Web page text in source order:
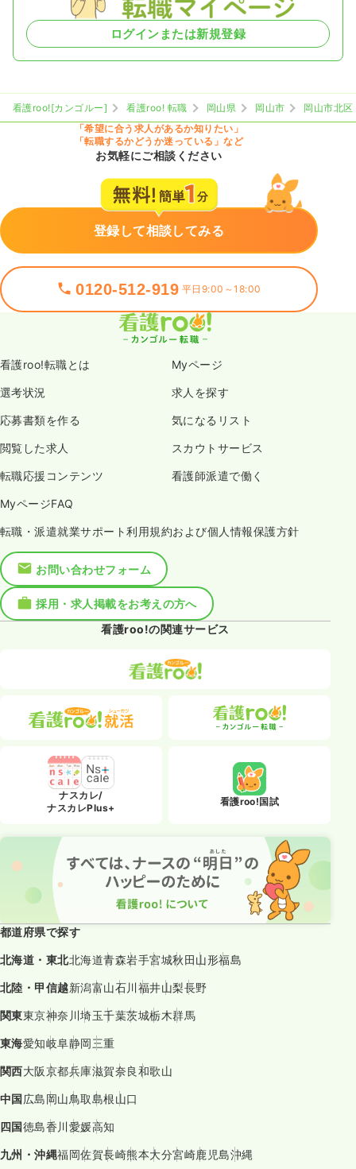
ログインまたは新規登録
看護roo![カンゴルー] 看護roo! 転職 岡山県 岡山市
岡山市北区
「希望に合う求人があるか知りたい」
「転職するかどうか迷っている」など
お気軽にご相談ください
登録して相談してみる
0120-512-919 平日9:00～18:00
看護roo!転職とは Myページ
選考状況 求人を探す
応募書類を作る 気になるリスト
閲覧した求人 スカウトサービス
転職応援コンテンツ 看護師派遣で働く
MyページFAQ
転職・派遣就業サポート利用規約および個人情報保護方針
お問い合わせフォーム
採用・求人掲載をお考えの方へ
看護roo!の関連サービス
ナスカレ/
ナスカレPlus+
看護roo!国試
都道府県で探す
北海道・東北北海道青森岩手宮城秋田山形福島
北陸・甲信越新潟富山石川福井山梨長野
関東東京神奈川埼玉千葉茨城栃木群馬
東海愛知岐阜静岡三重
関西大阪京都兵庫滋賀奈良和歌山
中国広島岡山鳥取島根山口
四国徳島香川愛媛高知
九州・沖縄福岡佐賀長崎熊本大分宮崎鹿児島沖縄